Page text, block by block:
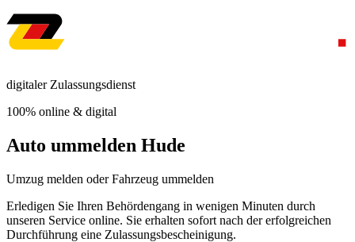
digitaler Zulassungsdienst
100% online & digital
Auto ummelden Hude
Umzug melden oder Fahrzeug ummelden
Erledigen Sie Ihren Behördengang in wenigen Minuten durch
unseren Service online. Sie erhalten sofort nach der erfolgreichen
Durchführung eine Zulassungsbescheinigung.